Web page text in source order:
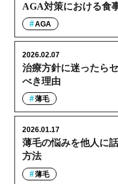
AGA対策における食
AGA
治療方針に迷ったら
べき理由
2026.02.07
薄毛
薄毛の悩みを他人に
方法
2026.01.17
薄毛